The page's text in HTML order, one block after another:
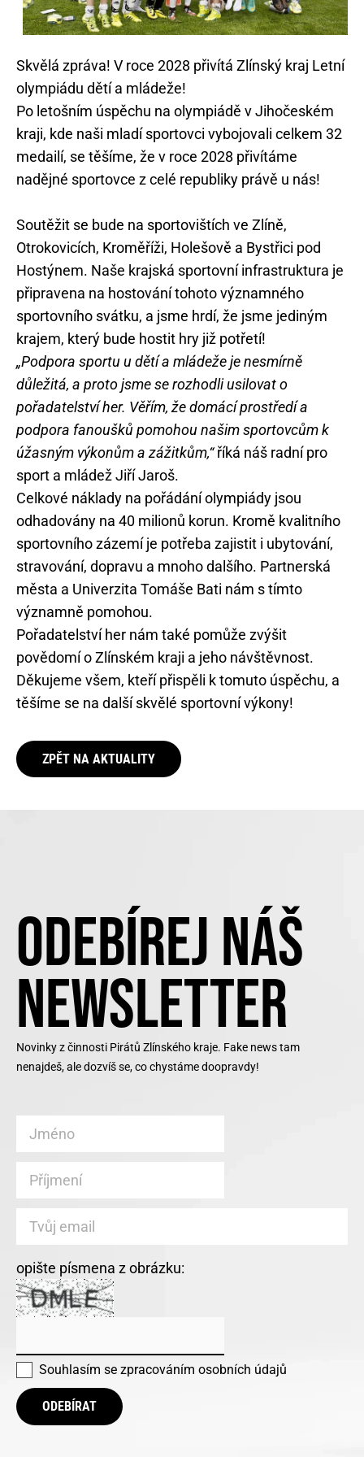
Skvělá zpráva! V roce 2028 přivítá Zlínský kraj Letní
olympiádu dětí a mládeže!
Po letošním úspěchu na olympiádě v Jihočeském
kraji, kde naši mladí sportovci vybojovali celkem 32
medailí, se těšíme, že v roce 2028 přivítáme
nadějné sportovce z celé republiky právě u nás!
Soutěžit se bude na sportovištích ve Zlíně,
Otrokovicích, Kroměříži, Holešově a Bystřici pod
Hostýnem. Naše krajská sportovní infrastruktura je
připravena na hostování tohoto významného
sportovního svátku, a jsme hrdí, že jsme jediným
krajem, který bude hostit hry již potřetí!
„Podpora sportu u dětí a mládeže je nesmírně
důležitá, a proto jsme se rozhodli usilovat o
pořadatelství her. Věřím, že domácí prostředí a
podpora fanoušků pomohou našim sportovcům k
úžasným výkonům a zážitkům,“říká náš radní pro
sport a mládež Jiří Jaroš.
Celkové náklady na pořádání olympiády jsou
odhadovány na 40 milionů korun. Kromě kvalitního
sportovního zázemí je potřeba zajistit i ubytování,
stravování, dopravu a mnoho dalšího. Partnerská
města a Univerzita Tomáše Bati nám s tímto
významně pomohou.
Pořadatelství her nám také pomůže zvýšit
povědomí o Zlínském kraji a jeho návštěvnost.
Děkujeme všem, kteří přispěli k tomuto úspěchu, a
těšíme se na další skvělé sportovní výkony!
ZPĚT NA AKTUALITY
ODEBÍREJ NÁŠ
NEWSLETTER
Novinky z činnosti Pirátů Zlínského kraje. Fake news tam
nenajdeš, ale dozvíš se, co chystáme doopravdy!
opište písmena z obrázku:
Souhlasím se zpracováním osobních údajů
ODEBÍRAT